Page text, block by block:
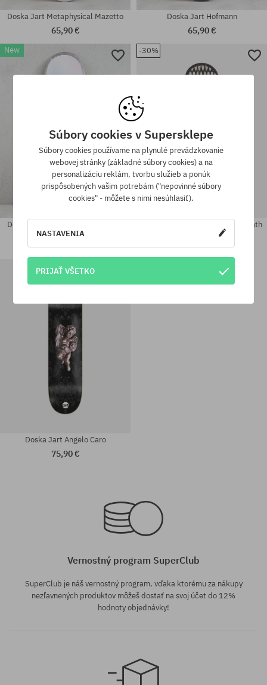
Dostupné veľkosti:
Dostupné veľkosti:
Doska Jart Metaphysical Mazetto
65,90 €
Doska Jart Hofmann
65,90 €
New
Doska Jart Bee Pool Before Death
75,90 €
-30%
8.5
Doska Jart Rose Pool Before Death
74,90 €51,90 €
Doska Jart Angelo Caro
75,90 €
Vernostný program SuperClub
SuperClub je náš vernostný program, vďaka ktorému za nákupy
nezľavnených produktov môžeš dostať na svoj účet do 12%
hodnoty objednávky!
Súbory cookies v Supersklepe
Súbory cookies používame na plynulé prevádzkovanie
webovej stránky (základné súbory cookies) a na
personalizáciu reklám, tvorbu služieb a ponúk
prispôsobených vašim potrebám ("nepovinné súbory
cookies" - môžete s nimi nesúhlasiť).
NASTAVENIA
PRIJAŤ VŠETKO